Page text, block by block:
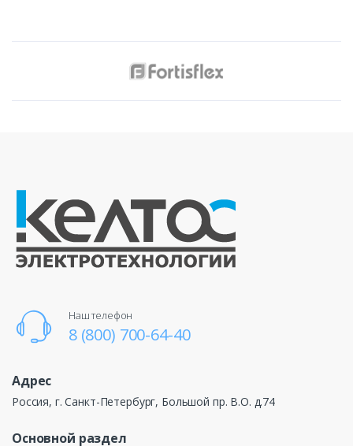
Наш телефон
8 (800) 700-64-40
Адрес
Россия, г. Санкт-Петербург, Большой пр. В.О. д.74
Основной раздел